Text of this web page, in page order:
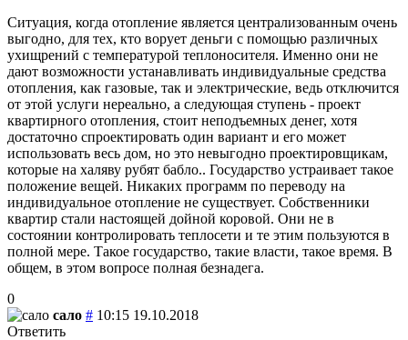
Ситуация, когда отопление является централизованным очень
выгодно, для тех, кто ворует деньги с помощью различных
ухищрений с температурой теплоносителя. Именно они не
дают возможности устанавливать индивидуальные средства
отопления, как газовые, так и электрические, ведь отключится
от этой услуги нереально, а следующая ступень - проект
квартирного отопления, стоит неподъемных денег, хотя
достаточно спроектировать один вариант и его может
использовать весь дом, но это невыгодно проектировщикам,
которые на халяву рубят бабло.. Государство устраивает такое
положение вещей. Никаких программ по переводу на
индивидуальное отопление не существует. Собственники
квартир стали настоящей дойной коровой. Они не в
состоянии контролировать теплосети и те этим пользуются в
полной мере. Такое государство, такие власти, такое время. В
общем, в этом вопросе полная безнадега.
0
сало # 10:15 19.10.2018
Ответить